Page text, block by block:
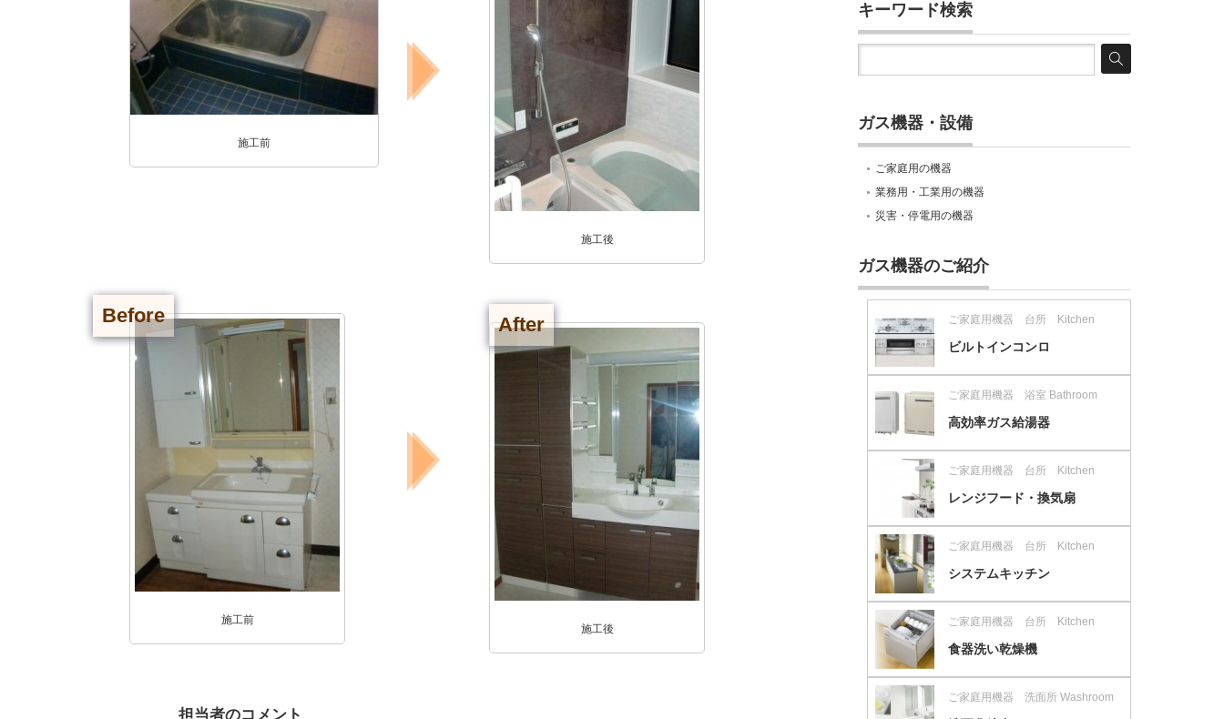
施工前
施工後
Before
施工前
After
施工後
担当者のコメント
キーワード検索
ガス機器・設備
ご家庭用の機器
業務用・工業用の機器
災害・停電用の機器
ガス機器のご紹介
ご家庭用機器 台所 Kitchen
ビルトインコンロ
ご家庭用機器 浴室 Bathroom
高効率ガス給湯器
ご家庭用機器 台所 Kitchen
レンジフード・換気扇
ご家庭用機器 台所 Kitchen
システムキッチン
ご家庭用機器 台所 Kitchen
食器洗い乾燥機
ご家庭用機器 洗面所 Washroom